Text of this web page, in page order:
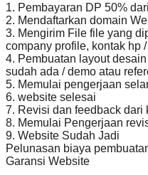
1. Pembayaran DP 50%
2. Mendaftarkan domain
3. Mengirim File file yang
company profile, kontak hp
4. Pembuatan layout
sudah ada / demo atau
5. Memulai pengerjaan
6. website selesai
7. Revisi dan feedback dari
8. Memulai Pengerjaan
9. Website Sudah Jadi
Pelunasan biaya
Garansi Website